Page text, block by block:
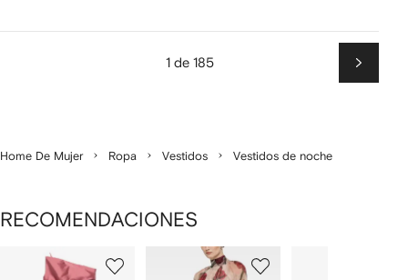
1 de 185
Home De Mujer Ropa Vestidos Vestidos de noche
RECOMENDACIONES